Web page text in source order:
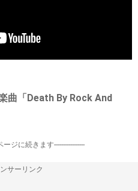
曲「Death By Rock And
ージに続きます-----------------
サーリンク